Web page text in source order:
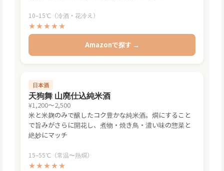
10–15℃（冷酒・花冷え）
★★★★★
Amazonで探す →
日本酒
天狗舞 山廃仕込純米酒
¥1,200〜2,500
米と米麹のみで醸したコク豊かな純米酒。燗にすること
で旨みがさらに開花し、煮物・焼き鳥・濃い味の惣菜と
絶妙にマッチ
15–55℃（常温〜熱燗）
★★★★★